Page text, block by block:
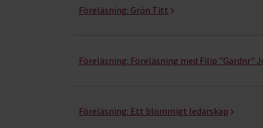
Föreläsning: Grön Titt
Föreläsning: Föreläsning med Filip "Gardnr"
Föreläsning: Ett blommigt ledarskap